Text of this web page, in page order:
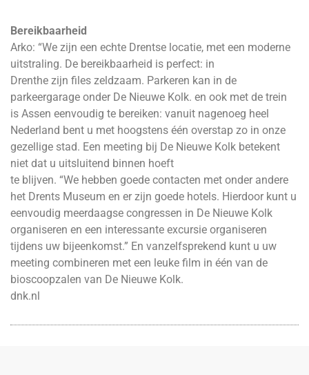
Bereikbaarheid
Arko: “We zijn een echte Drentse locatie, met een moderne
uitstraling. De bereikbaarheid is perfect: in
Drenthe zijn files zeldzaam. Parkeren kan in de
parkeergarage onder De Nieuwe Kolk. en ook met de trein
is Assen eenvoudig te bereiken: vanuit nagenoeg heel
Nederland bent u met hoogstens één overstap zo in onze
gezellige stad. Een meeting bij De Nieuwe Kolk betekent
niet dat u uitsluitend binnen hoeft
te blijven. “We hebben goede contacten met onder andere
het Drents Museum en er zijn goede hotels. Hierdoor kunt u
eenvoudig meerdaagse congressen in De Nieuwe Kolk
organiseren en een interessante excursie organiseren
tijdens uw bijeenkomst.” En vanzelfsprekend kunt u uw
meeting combineren met een leuke film in één van de
bioscoopzalen van De Nieuwe Kolk.
dnk.nl